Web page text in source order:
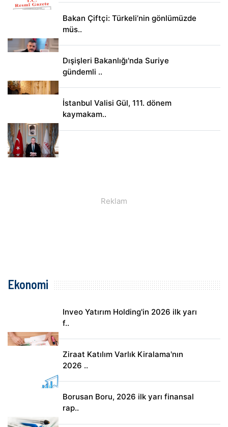
Bakan Çiftçi: Türkeli’nin gönlümüzde
müs..
Dışişleri Bakanlığı'nda Suriye
gündemli ..
İstanbul Valisi Gül, 111. dönem
kaymakam..
Ekonomi
Inveo Yatırım Holding'in 2026 ilk yarı
f..
Ziraat Katılım Varlık Kiralama'nın
2026 ..
Borusan Boru, 2026 ilk yarı finansal
rap..